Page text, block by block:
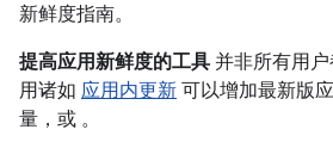
新鲜度指南。
提高应用新鲜度的工具 并非所有用
用诸如 应用内更新 可以增加最新版
量，或 。